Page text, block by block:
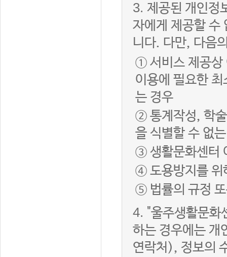
3. 제공된 개인정
자에게 제공할 수
니다. 다만, 다음
① 서비스 제공상
이용에 필요한
는 경우
② 통계작성, 학
을 식별할 수 없
③ 생활문화센터
④ 도용방지를 위
⑤ 법률의 규정 또
4. "울주생활문화
하는 경우에는 개
연락처), 정보의